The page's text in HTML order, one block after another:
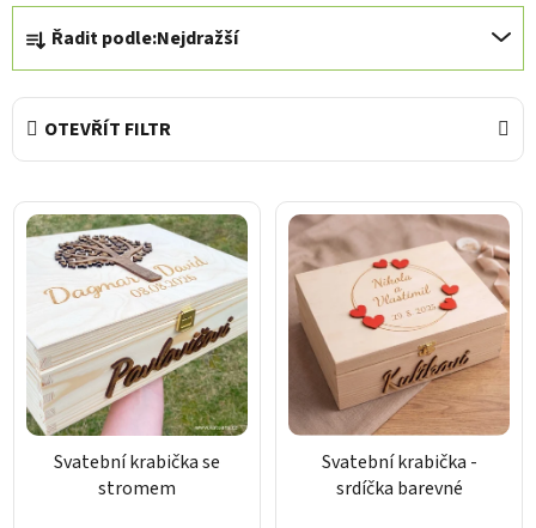
Ř
a
z
e
p
u
ů
Řadit podle:Nejdražší
OTEVŘÍT FILTR
V
ý
p
o
Svatební krabička se
stromem
Svatební krabička -
srdíčka barevné